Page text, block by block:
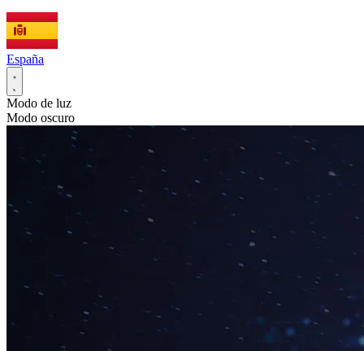
España
Modo de luz
Modo oscuro